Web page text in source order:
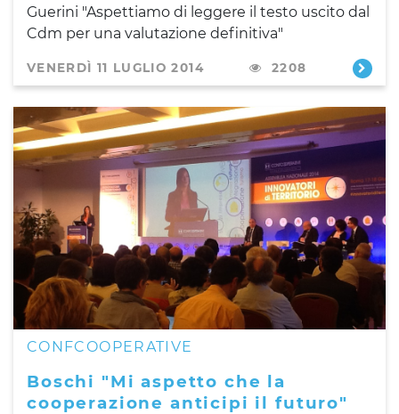
Guerini "Aspettiamo di leggere il testo uscito dal
Cdm per una valutazione definitiva"
VENERDÌ 11 LUGLIO 2014 2208
CONFCOOPERATIVE
Boschi "Mi aspetto che la
cooperazione anticipi il futuro"